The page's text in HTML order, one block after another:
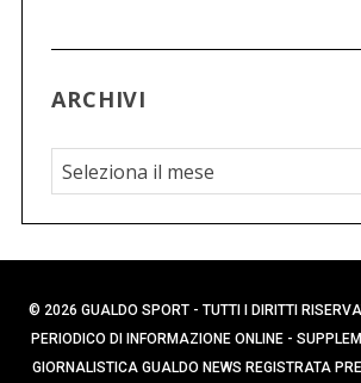
ARCHIVI
A
r
c
h
i
v
i
© 2026 GUALDO SPORT - TUTTI I DIRITTI
PERIODICO DI INFORMAZIONE ONLINE -
GIORNALISTICA GUALDO NEWS REGISTRATA